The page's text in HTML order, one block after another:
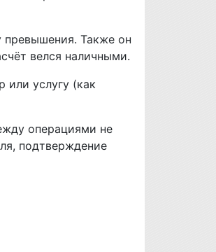
превышения. Также он
велся наличными.
или услугу (как
операциями не
подтверждение